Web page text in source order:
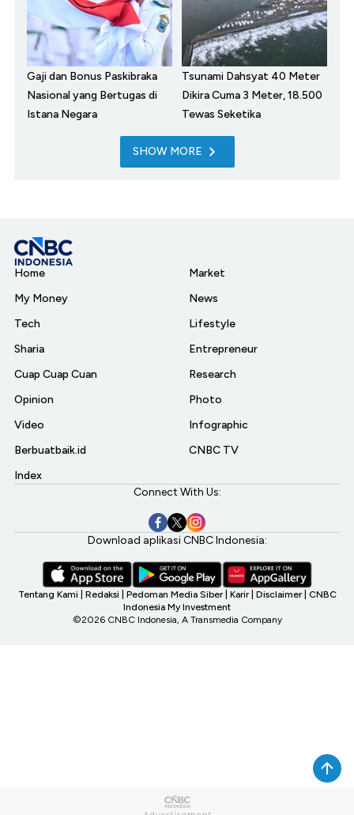
Gaji dan Bonus Paskibraka
Nasional yang Bertugas di
Istana Negara
Tsunami Dahsyat 40 Meter
Dikira Cuma 3 Meter, 18.500
Tewas Seketika
SHOW MORE
Home
My Money
Tech
Sharia
Cuap Cuap Cuan
Opinion
Video
Berbuatbaik.id
Index
Market
News
Lifestyle
Entrepreneur
Research
Photo
Infographic
CNBC TV
Connect With Us:
Download aplikasi CNBC Indonesia:
Tentang Kami Redaksi Pedoman Media Siber Karir Disclaimer CNBC
Indonesia My Investment
©2026 CNBC Indonesia, A Transmedia Company